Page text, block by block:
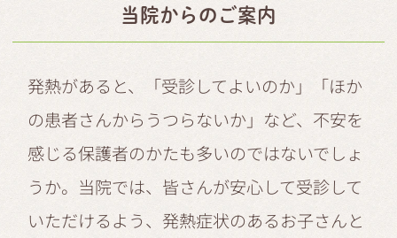
当院からのご案内
発熱があると、「受診してよいのか」「ほか
の患者さんからうつらないか」など、不安を
感じる保護者のかたも多いのではないでしょ
うか。当院では、皆さんが安心して受診して
いただけるよう、発熱症状のあるお子さんと